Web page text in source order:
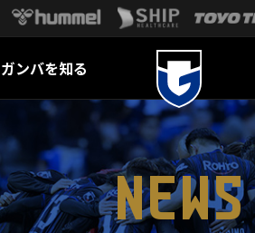
ガンバを知る
NEWS